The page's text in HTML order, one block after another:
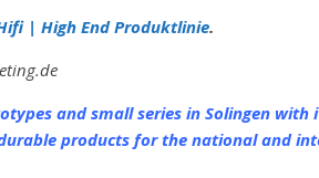
| High End Produktlinie.
and small series in Solingen with
products for the national and